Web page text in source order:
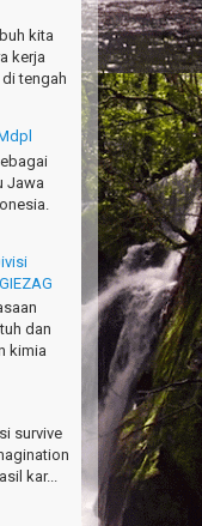
kita
kerja
tengah
Jawa
dan
kimia
survive
kar...